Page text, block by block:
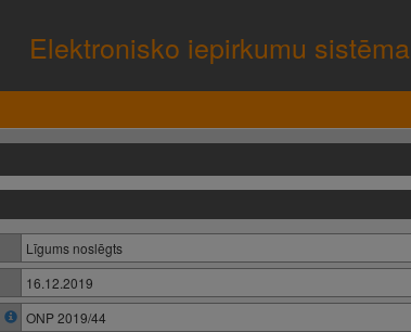
Elektronisko iepirkumu sistēma
Līgums noslēgts
16.12.2019
ONP 2019/44